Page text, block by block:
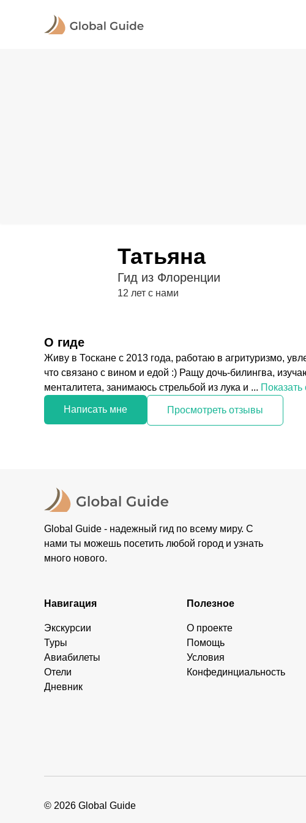
Татьяна
Гид из Флоренции
12 лет с нами
О гиде
Живу в Тоскане с 2013 года, работаю в агритуризмо,
что связано с вином и едой :) Ращу дочь-билингва,
менталитета, занимаюсь стрельбой из лука и ...
Написать мне Просмотреть отзывы
Global Guide - надежный гид по всему миру. С
нами ты можешь посетить любой город и узнать
много нового.
Навигация
Экскурсии
Туры
Авиабилеты
Отели
Дневник
Полезное
О проекте
Помощь
Условия
Конфединциальность
© 2026 Global Guide